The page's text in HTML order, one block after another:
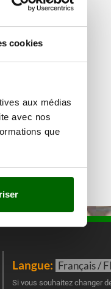
cookies
aux médias
avec nos
que
Langue: Français /
Si vous souhaitez changer